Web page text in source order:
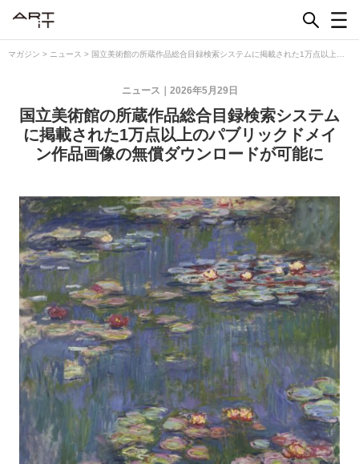
マガジン > ニュース > 国立美術館の所蔵作品総合目録検索システムに掲載された1万点以上の
2026年5月29日
ニュース
国立美術館の所蔵作品総合目録検索システム
に掲載された1万点以上のパブリックドメイ
ン作品画像の無償ダウンロードが可能に